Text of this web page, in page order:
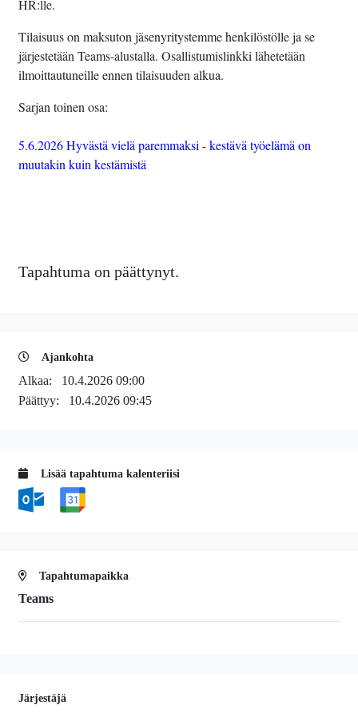
HR:lle.
Tilaisuus on maksuton jäsenyritystemme henkilöstölle ja se
järjestetään Teams-alustalla. Osallistumislinkki lähetetään
ilmoittautuneille ennen tilaisuuden alkua.
Sarjan toinen osa:
5.6.2026 Hyvästä vielä paremmaksi - kestävä työelämä on
muutakin kuin kestämistä
Tapahtuma on päättynyt.
Ajankohta
Alkaa: 10.4.2026 09:00
Päättyy: 10.4.2026 09:45
Lisää tapahtuma kalenteriisi
Tapahtumapaikka
Teams
Järjestäjä